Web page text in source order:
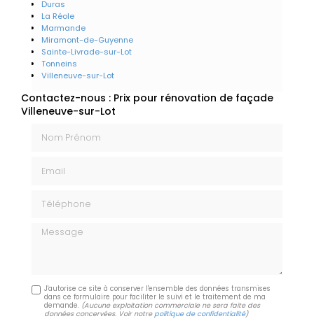
Duras
La Réole
Marmande
Miramont-de-Guyenne
Sainte-Livrade-sur-Lot
Tonneins
Villeneuve-sur-Lot
Contactez-nous : Prix pour rénovation de façade
Villeneuve-sur-Lot
Message
J'autorise ce site à conserver l'ensemble des données transmises
dans ce formulaire pour faciliter le suivi et le traitement de ma
demande. (Aucune exploitation commerciale ne sera faite des
données concervées. Voir notre politique de confidentialité)